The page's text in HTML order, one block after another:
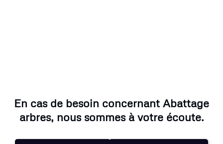
En cas de besoin concernant Abattage
arbres, nous sommes à votre écoute.